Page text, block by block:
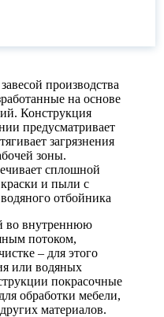
производства
на основе
Конструкция
предусматривает
загрязнения
зоны.
сплошной
и пыли с
отбойника
во внутреннюю
потоком,
– для этого
или водяных
покрасочные
обработки мебели,
материалов.